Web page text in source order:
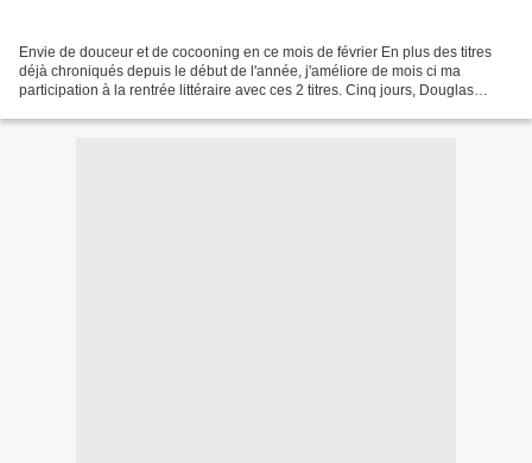
Envie de douceur et de cocooning en ce mois de février En plus des titres
déjà chroniqués depuis le début de l'année, j'améliore de mois ci ma
participation à la rentrée littéraire avec ces 2 titres. Cinq jours, Douglas